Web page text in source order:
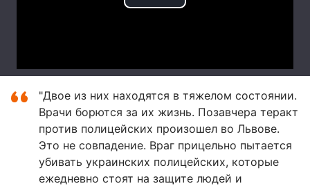
"Двое из них находятся в тяжелом состоянии.
Врачи борются за их жизнь. Позавчера теракт
против полицейских произошел во Львове.
Это не совпадение. Враг прицельно пытается
убивать украинских полицейских, которые
ежедневно стоят на защите людей и